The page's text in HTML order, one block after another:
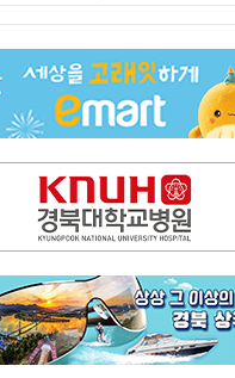
봉화서 주택 에어컨 실외기에서 시작된 불… 주택 화재로 번져
[시사뒷담] MOU의 함정, 협약식이 투자 확정은 아니긴 해
경찰, 9월 초부터 상피제 전격 실시…가족 사건 수사 못해